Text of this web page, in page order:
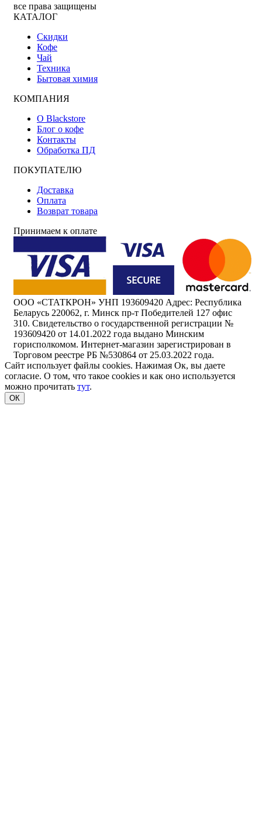
все права защищены
КАТАЛОГ
Скидки
Кофе
Чай
Техника
Бытовая химия
КОМПАНИЯ
О Blackstore
Блог о кофе
Контакты
Обработка ПД
ПОКУПАТЕЛЮ
Доставка
Оплата
Возврат товара
Принимаем к оплате
ООО «СТАТКРОН» УНП 193609420 Адрес: Республика
Беларусь 220062, г. Минск пр-т Победителей 127 офис
310. Свидетельство о государственной регистрации №
193609420 от 14.01.2022 года выдано Минским
горисполкомом. Интернет-магазин зарегистрирован в
Торговом реестре РБ №530864 от 25.03.2022 года.
Сайт использует файлы cookies. Нажимая Ок, вы даете
согласие. О том, что такое cookies и как оно используется
можно прочитать тут.
ОК